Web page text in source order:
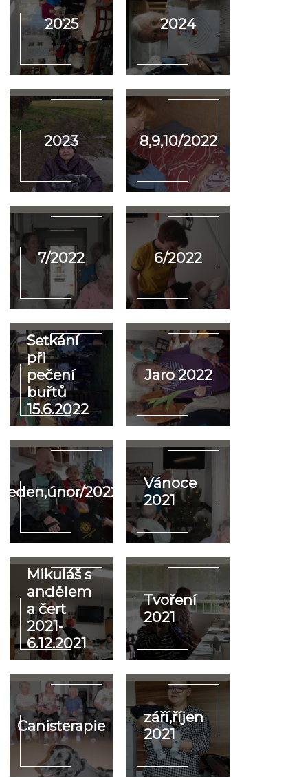
2025 2024
2023 8,9,10/2022
7/2022 6/2022
Setkání
při
pečení
buřtů
15.6.2022
Jaro 2022
leden,únor/2022
Vánoce
2021
Mikuláš s
andělem
a čert
2021-
6.12.2021
Tvoření
2021
Canisterapie
září,říjen
2021